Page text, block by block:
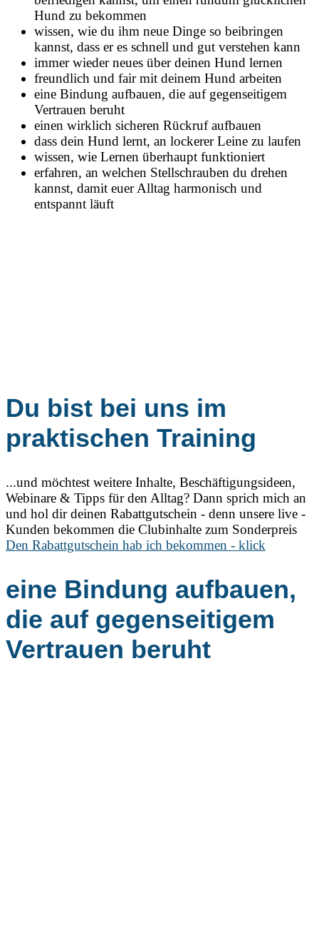
Hund zu bekommen
wissen, wie du ihm neue Dinge so beibringen
kannst, dass er es schnell und gut verstehen kann
immer wieder neues über deinen Hund lernen
freundlich und fair mit deinem Hund arbeiten
eine Bindung aufbauen, die auf gegenseitigem
Vertrauen beruht
einen wirklich sicheren Rückruf aufbauen
dass dein Hund lernt, an lockerer Leine zu laufen
wissen, wie Lernen überhaupt funktioniert
erfahren, an welchen Stellschrauben du drehen
kannst, damit euer Alltag harmonisch und
entspannt läuft
Du bist bei uns im
praktischen Training
...und möchtest weitere Inhalte, Beschäftigungsideen,
Webinare & Tipps für den Alltag? Dann sprich mich an
und hol dir deinen Rabattgutschein - denn unsere live -
Kunden bekommen die Clubinhalte zum Sonderpreis
Den Rabattgutschein hab ich bekommen - klick
eine Bindung aufbauen,
die auf gegenseitigem
Vertrauen beruht